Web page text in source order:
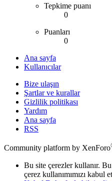
Tepkime puanı
0
Puanları
0
Ana sayfa
Kullanıcılar
Bize ulaşın
Şartlar ve kurallar
Gizlilik politikası
Yardım
Ana sayfa
RSS
Community platform by XenForo
Bu site çerezler kullanır.
çerez kullanımımızı kabul